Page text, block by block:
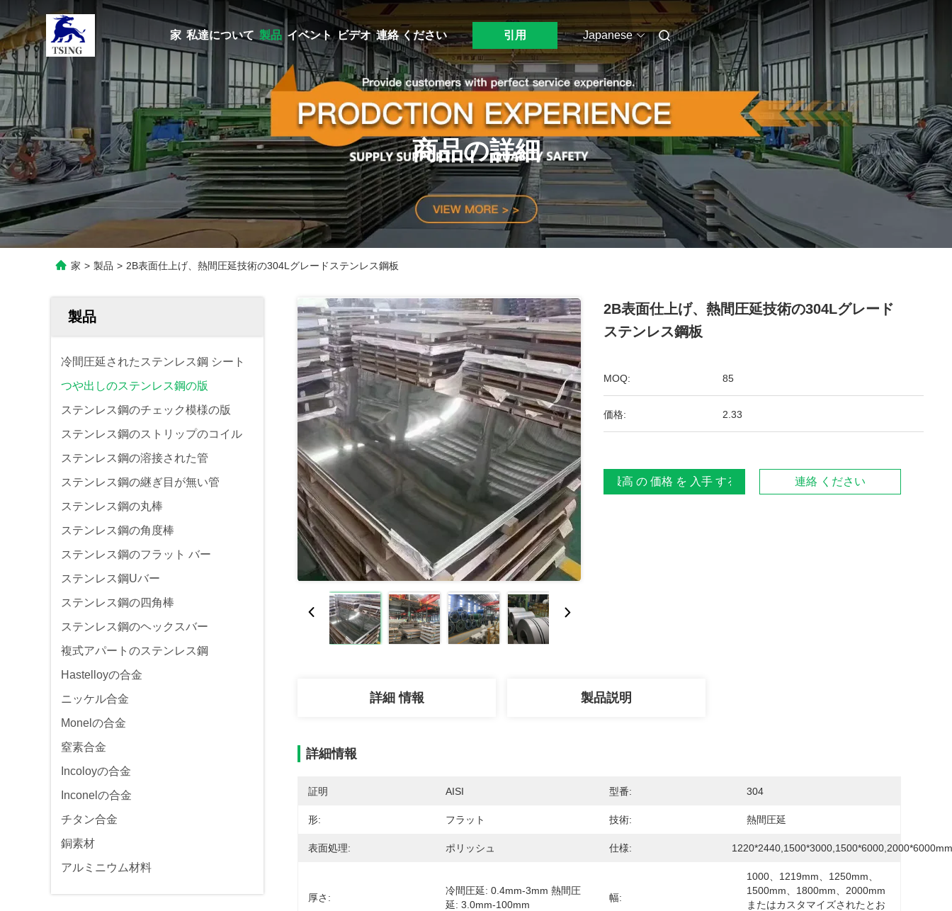
家 私達について 製品 イベント ビデオ 連絡 ください 引用 Japanese
商品の詳細
家 > 製品 > 2B表面仕上げ、熱間圧延技術の304Lグレードステンレス鋼板
製品
冷間圧延されたステンレス鋼 シート
つや出しのステンレス鋼の版
ステンレス鋼のチェック模様の版
ステンレス鋼のストリップのコイル
ステンレス鋼の溶接された管
ステンレス鋼の継ぎ目が無い管
ステンレス鋼の丸棒
ステンレス鋼の角度棒
ステンレス鋼のフラット バー
ステンレス鋼Uバー
ステンレス鋼の四角棒
ステンレス鋼のヘックスバー
複式アパートのステンレス鋼
Hastelloyの合金
ニッケル合金
Monelの合金
窒素合金
Incoloyの合金
Inconelの合金
チタン合金
銅素材
アルミニウム材料
2B表面仕上げ、熱間圧延技術の304Lグレード
ステンレス鋼板
MOQ: 85
価格: 2.33
最高 の 価格 を 入手 する 連絡 ください
詳細 情報 製品説明
詳細情報
証明 AISI 型番: 304
形: フラット 技術: 熱間圧延
表面処理: ポリッシュ 仕様: 1220*2440,1500*3000,1500*6000,2000*6000mm
厚さ:
冷間圧延: 0.4mm-3mm 熱間圧
延: 3.0mm-100mm
幅:
1000、1219mm、1250mm、
1500mm、1800mm、2000mm
またはカスタマイズされたとお